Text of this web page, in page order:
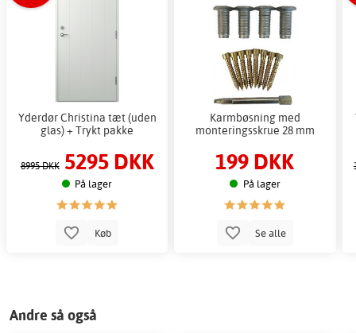
Yderdør Christina tæt (uden
glas) + Trykt pakke
8995 DKK 5295 DKK
På lager
Køb
Karmbøsning med
monteringsskrue 28 mm
199 DKK
På lager
Se alle
Andre så også